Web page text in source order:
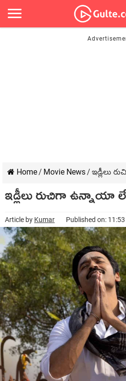
Home/ Movie News/ ఇడ్లీలు
ఇడ్లీలు రుచిగా ఉన్నాయా
Article by Kumar Published on: